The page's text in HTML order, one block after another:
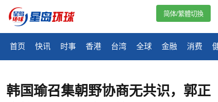
首页 快讯 时事 香港 台湾 全球 金融 消费
简体/繁體切換
韩国瑜召集朝野协商无共识，郭正